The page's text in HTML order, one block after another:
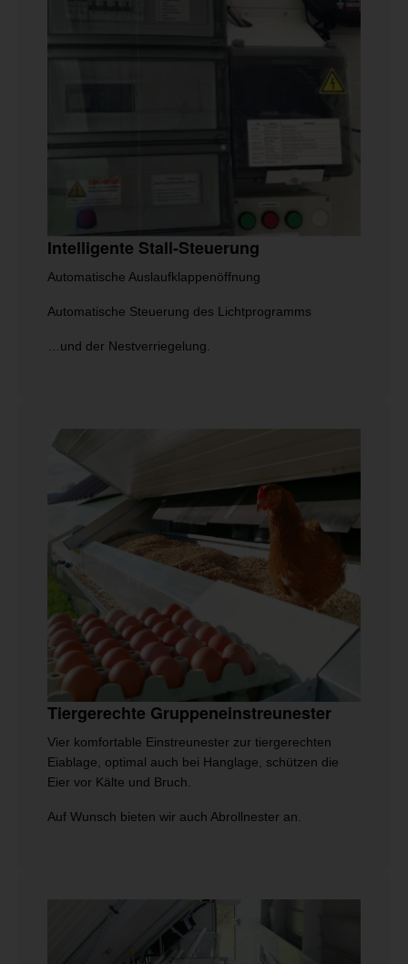
Intelligente Stall-Steuerung
Automatische Auslaufklappenöffnung
Automatische Steuerung des Lichtprogramms
…und der Nestverriegelung.
Tiergerechte Gruppeneinstreunester
Vier komfortable Einstreunester zur tiergerechten
Eiablage, optimal auch bei Hanglage, schützen die
Eier vor Kälte und Bruch.
Auf Wunsch bieten wir auch Abrollnester an.